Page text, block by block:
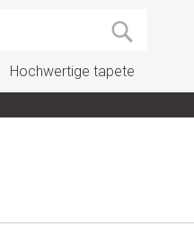
Hochwertige tapete